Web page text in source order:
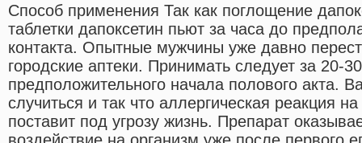
Способ применения Так как поглощение
таблетки дапоксетин пьют за часа до
контакта. Опытные мужчины уже давно
городские аптеки. Принимать следует за 20-
предположительного начала полового акта.
случиться и так что аллергическая реакция
поставит под угрозу жизнь. Препарат